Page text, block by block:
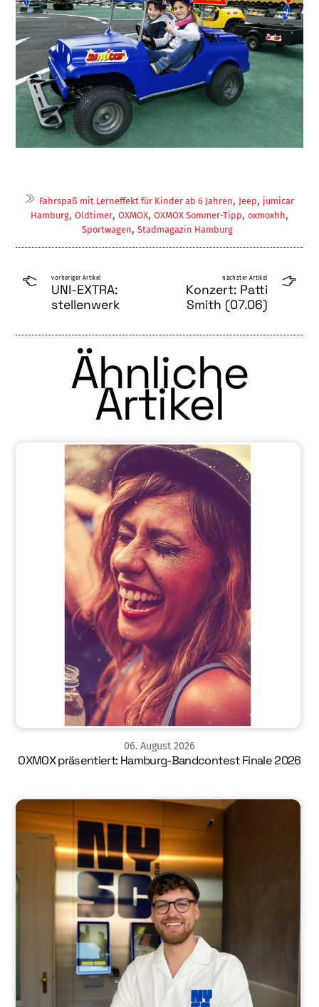
Fahrspaß mit Lerneffekt für Kinder ab 6 Jahren, Jeep, jumicar
Hamburg, Oldtimer, OXMOX, OXMOX Sommer-Tipp, oxmoxhh,
Sportwagen, Stadmagazin Hamburg
vorheriger Artikel
UNI-EXTRA:
stellenwerk
nächster Artikel
Konzert: Patti
Smith (07.06)
Ähnliche
Artikel
06. August 2026
OXMOX präsentiert: Hamburg-Bandcontest Finale 2026